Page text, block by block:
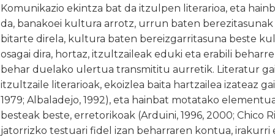
Komunikazio ekintza bat da itzulpen literarioa, eta
da, banakoei kultura arrotz, urrun baten
bitarte direla, kultura baten bereizgarritasuna beste
osagai dira, hortaz, itzultzaileak eduki eta erabili
behar duelako ulertua transmititu aurretik. Literatur
itzultzaile literarioak, ekoizlea baita hartzailea izateaz
1979; Albaladejo, 1992), eta hainbat motatako
besteak beste, erretorikoak (Arduini, 1996, 2000; Chico
jatorrizko testuari fidel izan beharraren kontua,